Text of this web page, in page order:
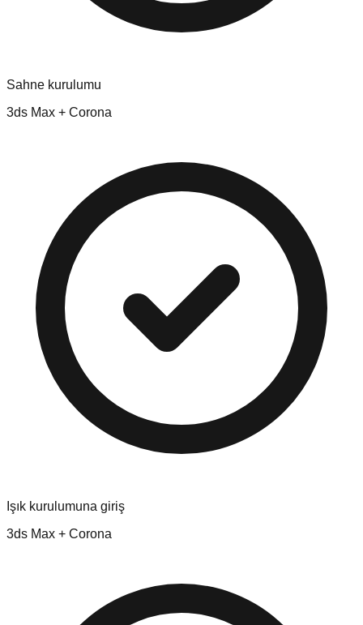
Sahne kurulumu
3ds Max + Corona
Işık kurulumuna giriş
3ds Max + Corona